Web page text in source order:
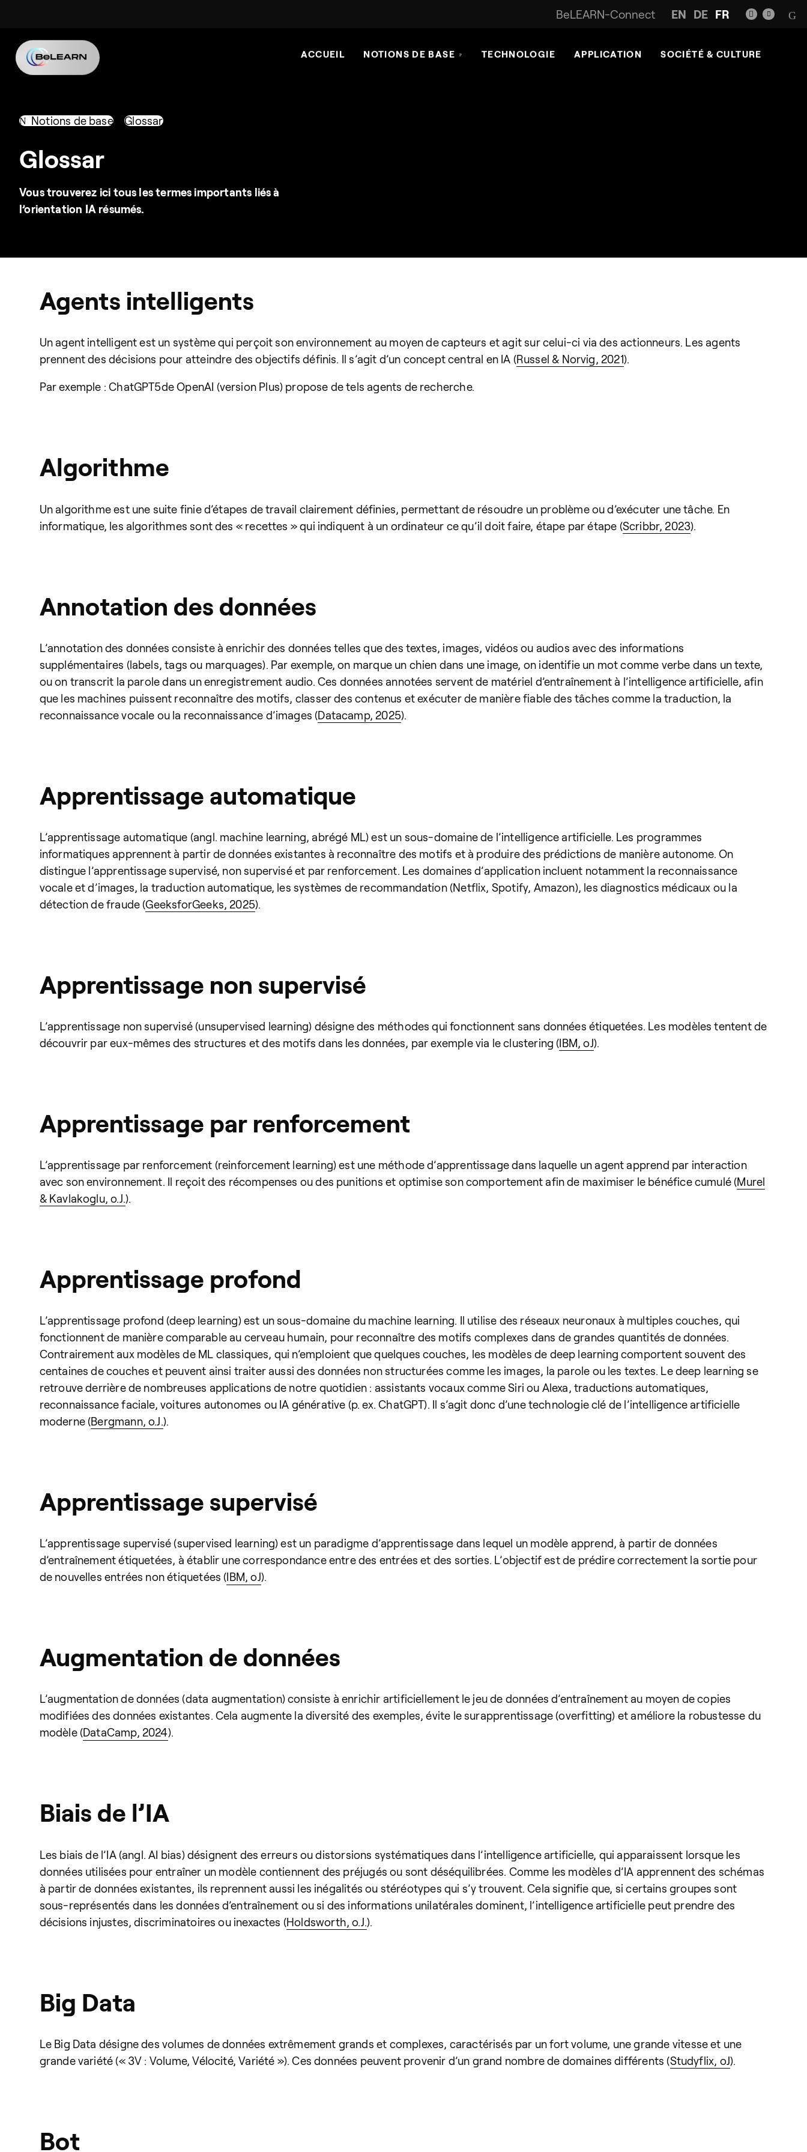
BeLEARN-Connect EN DE FR
ACCUEIL NOTIONS DE BASE TECHNOLOGIE APPLICATION SOCIÉTÉ & CULTURE
Notions de base Glossar
Glossar
Vous trouverez ici tous les termes importants liés à
l’orientation IA résumés.
Agents intelligents
Un agent intelligent est un système qui perçoit son environnement au moyen de capteurs et agit sur celui-ci via des actionneurs. Les agents
prennent des décisions pour atteindre des objectifs définis. Il s’agit d’un concept central en IA (Russel & Norvig, 2021).
Par exemple : ChatGPT5de OpenAI (version Plus) propose de tels agents de recherche.
Algorithme
Un algorithme est une suite finie d’étapes de travail clairement définies, permettant de résoudre un problème ou d’exécuter une tâche. En
informatique, les algorithmes sont des « recettes » qui indiquent à un ordinateur ce qu’il doit faire, étape par étape (Scribbr, 2023).
Annotation des données
L’annotation des données consiste à enrichir des données telles que des textes, images, vidéos ou audios avec des informations
supplémentaires (labels, tags ou marquages). Par exemple, on marque un chien dans une image, on identifie un mot comme verbe dans un texte,
ou on transcrit la parole dans un enregistrement audio. Ces données annotées servent de matériel d’entraînement à l’intelligence artificielle, afin
que les machines puissent reconnaître des motifs, classer des contenus et exécuter de manière fiable des tâches comme la traduction, la
reconnaissance vocale ou la reconnaissance d’images (Datacamp, 2025).
Apprentissage automatique
L’apprentissage automatique (angl. machine learning, abrégé ML) est un sous-domaine de l’intelligence artificielle. Les programmes
informatiques apprennent à partir de données existantes à reconnaître des motifs et à produire des prédictions de manière autonome. On
distingue l’apprentissage supervisé, non supervisé et par renforcement. Les domaines d’application incluent notamment la reconnaissance
vocale et d’images, la traduction automatique, les systèmes de recommandation (Netflix, Spotify, Amazon), les diagnostics médicaux ou la
détection de fraude (GeeksforGeeks, 2025).
Apprentissage non supervisé
L’apprentissage non supervisé (unsupervised learning) désigne des méthodes qui fonctionnent sans données étiquetées. Les modèles tentent de
découvrir par eux-mêmes des structures et des motifs dans les données, par exemple via le clustering (IBM, oJ).
Apprentissage par renforcement
L’apprentissage par renforcement (reinforcement learning) est une méthode d’apprentissage dans laquelle un agent apprend par interaction
avec son environnement. Il reçoit des récompenses ou des punitions et optimise son comportement afin de maximiser le bénéfice cumulé (Murel
& Kavlakoglu, o.J.).
Apprentissage profond
L’apprentissage profond (deep learning) est un sous-domaine du machine learning. Il utilise des réseaux neuronaux à multiples couches, qui
fonctionnent de manière comparable au cerveau humain, pour reconnaître des motifs complexes dans de grandes quantités de données.
Contrairement aux modèles de ML classiques, qui n’emploient que quelques couches, les modèles de deep learning comportent souvent des
centaines de couches et peuvent ainsi traiter aussi des données non structurées comme les images, la parole ou les textes. Le deep learning se
retrouve derrière de nombreuses applications de notre quotidien : assistants vocaux comme Siri ou Alexa, traductions automatiques,
reconnaissance faciale, voitures autonomes ou IA générative (p. ex. ChatGPT). Il s’agit donc d’une technologie clé de l’intelligence artificielle
moderne (Bergmann, o.J.).
Apprentissage supervisé
L’apprentissage supervisé (supervised learning) est un paradigme d’apprentissage dans lequel un modèle apprend, à partir de données
d’entraînement étiquetées, à établir une correspondance entre des entrées et des sorties. L’objectif est de prédire correctement la sortie pour
de nouvelles entrées non étiquetées (IBM, oJ).
Augmentation de données
L’augmentation de données (data augmentation) consiste à enrichir artificiellement le jeu de données d’entraînement au moyen de copies
modifiées des données existantes. Cela augmente la diversité des exemples, évite le surapprentissage (overfitting) et améliore la robustesse du
modèle (DataCamp, 2024).
Biais de l’IA
Les biais de l’IA (angl. AI bias) désignent des erreurs ou distorsions systématiques dans l’intelligence artificielle, qui apparaissent lorsque les
données utilisées pour entraîner un modèle contiennent des préjugés ou sont déséquilibrées. Comme les modèles d’IA apprennent des schémas
à partir de données existantes, ils reprennent aussi les inégalités ou stéréotypes qui s’y trouvent. Cela signifie que, si certains groupes sont
sous-représentés dans les données d’entraînement ou si des informations unilatérales dominent, l’intelligence artificielle peut prendre des
décisions injustes, discriminatoires ou inexactes (Holdsworth, o.J.).
Big Data
Le Big Data désigne des volumes de données extrêmement grands et complexes, caractérisés par un fort volume, une grande vitesse et une
grande variété (« 3V : Volume, Vélocité, Variété »). Ces données peuvent provenir d’un grand nombre de domaines différents (Studyflix, oJ).
Bot